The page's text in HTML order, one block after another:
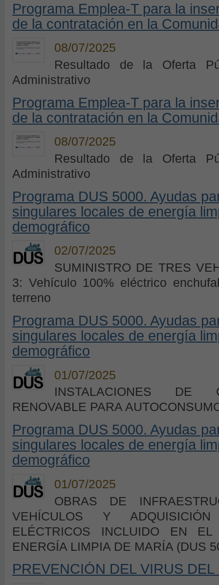
Programa Emplea-T para la
de la contratación en la
08/07/2025
Resultado de la Oferta
Administrativo
Programa Emplea-T para la
de la contratación en la
08/07/2025
Resultado de la Oferta
Administrativo
Programa DUS 5000. Ayudas
singulares locales de energía
demográfico
02/07/2025
SUMINISTRO DE TRES
3: Vehículo 100% eléctrico
terreno
Programa DUS 5000. Ayudas
singulares locales de energía
demográfico
01/07/2025
INSTALACIONES DE
RENOVABLE PARA
Programa DUS 5000. Ayudas
singulares locales de energía
demográfico
01/07/2025
OBRAS DE
VEHÍCULOS Y
ELÉCTRICOS INCLUIDO EN
ENERGÍA LIMPIA DE MARÍA (DUS
PREVENCIÓN DEL VIRUS